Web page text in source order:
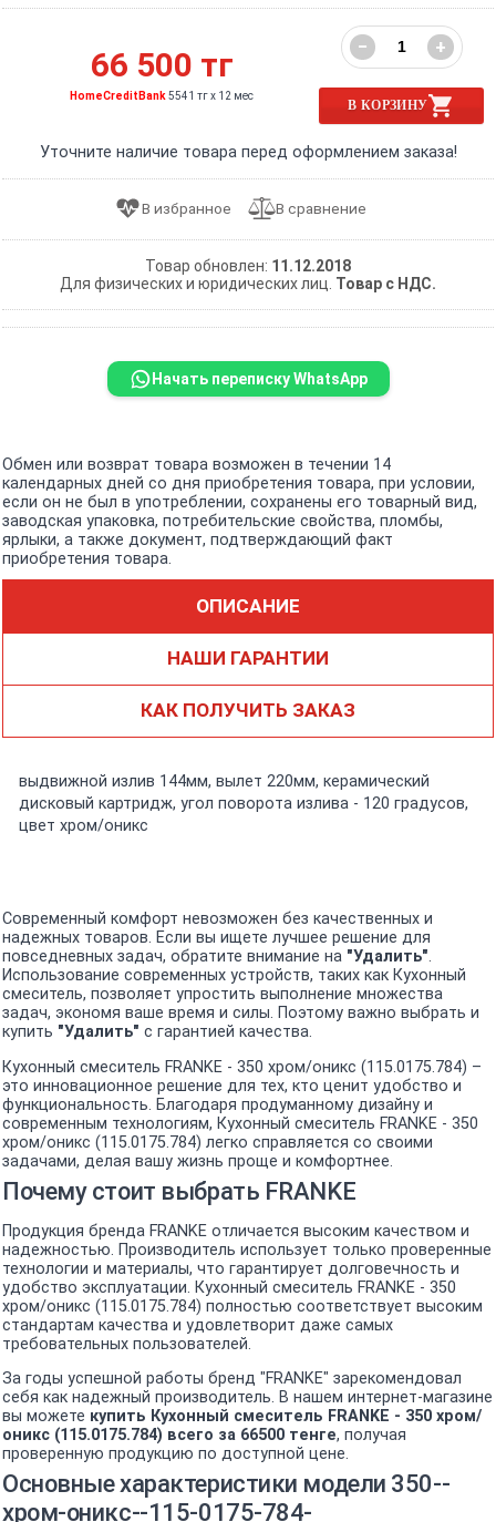
66 500 тг
HomeCreditBank5541 тг x 12 мес
− +
В КОРЗИНУ
Уточните наличие товара перед оформлением заказа!
Товар обновлен: 11.12.2018
Для физических и юридических лиц. Товар с НДС.
Начать переписку WhatsApp
Обмен или возврат товара возможен в течении 14
календарных дней со дня приобретения товара, при условии,
если он не был в употреблении, сохранены его товарный вид,
заводская упаковка, потребительские свойства, пломбы,
ярлыки, а также документ, подтверждающий факт
приобретения товара.
ОПИСАНИЕ
НАШИ ГАРАНТИИ
КАК ПОЛУЧИТЬ ЗАКАЗ
выдвижной излив 144мм, вылет 220мм, керамический
дисковый картридж, угол поворота излива - 120 градусов,
цвет хром/оникс
Современный комфорт невозможен без качественных и
надежных товаров. Если вы ищете лучшее решение для
повседневных задач, обратите внимание на "Удалить".
Использование современных устройств, таких как Кухонный
смеситель, позволяет упростить выполнение множества
задач, экономя ваше время и силы. Поэтому важно выбрать и
купить "Удалить" с гарантией качества.
Кухонный смеситель FRANKE - 350 хром/оникс (115.0175.784) –
это инновационное решение для тех, кто ценит удобство и
функциональность. Благодаря продуманному дизайну и
современным технологиям, Кухонный смеситель FRANKE - 350
хром/оникс (115.0175.784) легко справляется со своими
задачами, делая вашу жизнь проще и комфортнее.
Почему стоит выбрать FRANKE
Продукция бренда FRANKE отличается высоким качеством и
надежностью. Производитель использует только проверенные
технологии и материалы, что гарантирует долговечность и
удобство эксплуатации. Кухонный смеситель FRANKE - 350
хром/оникс (115.0175.784) полностью соответствует высоким
стандартам качества и удовлетворит даже самых
требовательных пользователей.
За годы успешной работы бренд "FRANKE" зарекомендовал
себя как надежный производитель. В нашем интернет-магазине
вы можете купить Кухонный смеситель FRANKE - 350 хром/
оникс (115.0175.784) всего за 66500 тенге, получая
проверенную продукцию по доступной цене.
Основные характеристики модели 350--
хром-оникс--115-0175-784-